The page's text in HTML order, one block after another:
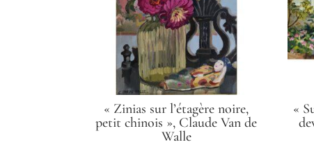
« Zinias sur l’étagère noire,
petit chinois », Claude Van de
Walle
«